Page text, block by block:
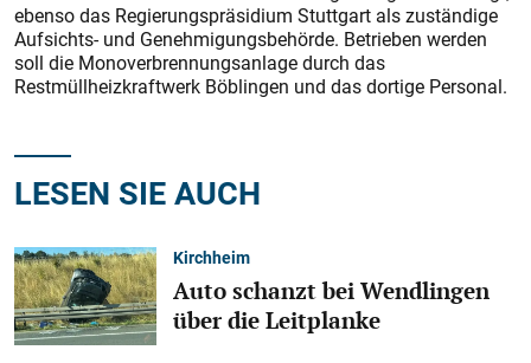
ebenso das Regierungspräsidium Stuttgart als zuständige
Aufsichts- und Genehmigungsbehörde. Betrieben werden
soll die Monoverbrennungsanlage durch das
Restmüllheizkraftwerk Böblingen und das dortige Personal.
LESEN SIE AUCH
Kirchheim
Auto schanzt bei Wendlingen
über die Leitplanke